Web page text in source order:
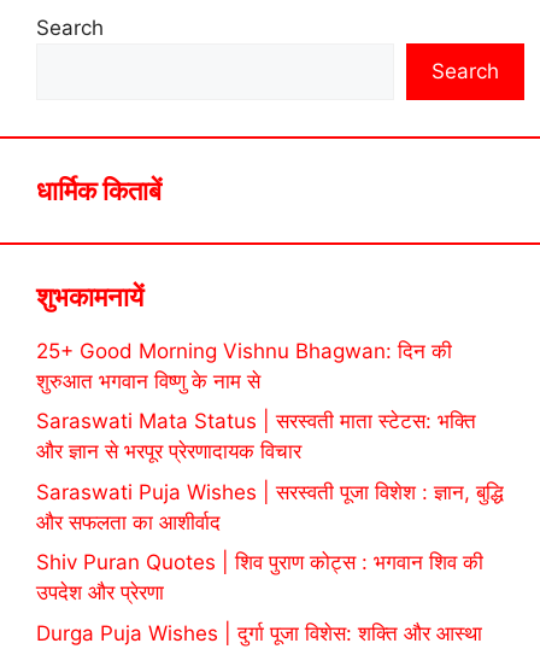
Search
Search
धार्मिक किताबें
शुभकामनायें
25+ Good Morning Vishnu Bhagwan: दिन की
शुरुआत भगवान विष्णु के नाम से
Saraswati Mata Status | सरस्वती माता स्टेटस: भक्ति
और ज्ञान से भरपूर प्रेरणादायक विचार
Saraswati Puja Wishes | सरस्वती पूजा विशेश : ज्ञान, बुद्धि
और सफलता का आशीर्वाद
Shiv Puran Quotes | शिव पुराण कोट्स : भगवान शिव की
उपदेश और प्रेरणा
Durga Puja Wishes | दुर्गा पूजा विशेस: शक्ति और आस्था